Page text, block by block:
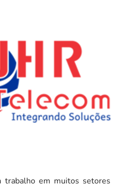
trabalho em muitos setores